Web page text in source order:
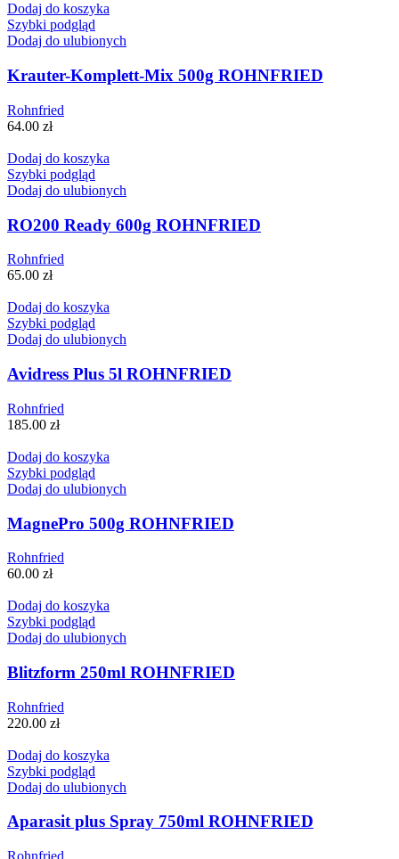
Dodaj do koszyka
Szybki podgląd
Dodaj do ulubionych
Krauter-Komplett-Mix 500g ROHNFRIED
Rohnfried
64.00 zł
Dodaj do koszyka
Szybki podgląd
Dodaj do ulubionych
RO200 Ready 600g ROHNFRIED
Rohnfried
65.00 zł
Dodaj do koszyka
Szybki podgląd
Dodaj do ulubionych
Avidress Plus 5l ROHNFRIED
Rohnfried
185.00 zł
Dodaj do koszyka
Szybki podgląd
Dodaj do ulubionych
MagnePro 500g ROHNFRIED
Rohnfried
60.00 zł
Dodaj do koszyka
Szybki podgląd
Dodaj do ulubionych
Blitzform 250ml ROHNFRIED
Rohnfried
220.00 zł
Dodaj do koszyka
Szybki podgląd
Dodaj do ulubionych
Aparasit plus Spray 750ml ROHNFRIED
Rohnfried